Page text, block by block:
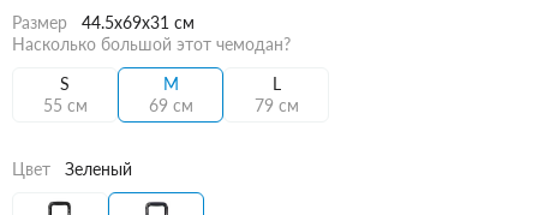
Размер
44.5x69x31 см
Насколько большой этот чемодан?
S
55 см
M
69 см
L
79 см
Цвет Зеленый